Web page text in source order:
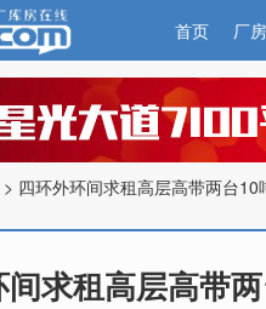
首页 厂
> 四环外环间求租高层高带两台10
间求租高层高带